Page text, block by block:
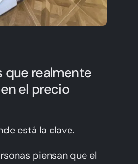
que realmente
el precio
está la clave.
piensan que el